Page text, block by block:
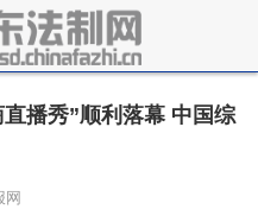
播秀”顺利落幕 中国综
网